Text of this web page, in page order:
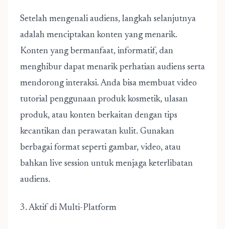
Setelah mengenali audiens, langkah selanjutnya
adalah menciptakan konten yang menarik.
Konten yang bermanfaat, informatif, dan
menghibur dapat menarik perhatian audiens serta
mendorong interaksi. Anda bisa membuat video
tutorial penggunaan produk kosmetik, ulasan
produk, atau konten berkaitan dengan tips
kecantikan dan perawatan kulit. Gunakan
berbagai format seperti gambar, video, atau
bahkan live session untuk menjaga keterlibatan
audiens.
3. Aktif di Multi-Platform